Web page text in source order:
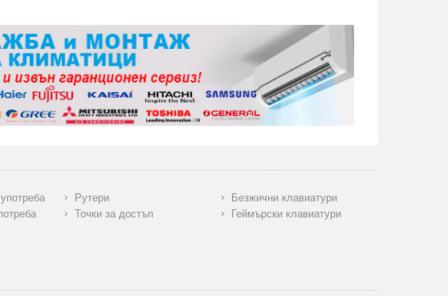
Рутери
Точки за достъп
Безжични клавиатури
Геймърски клавиатури